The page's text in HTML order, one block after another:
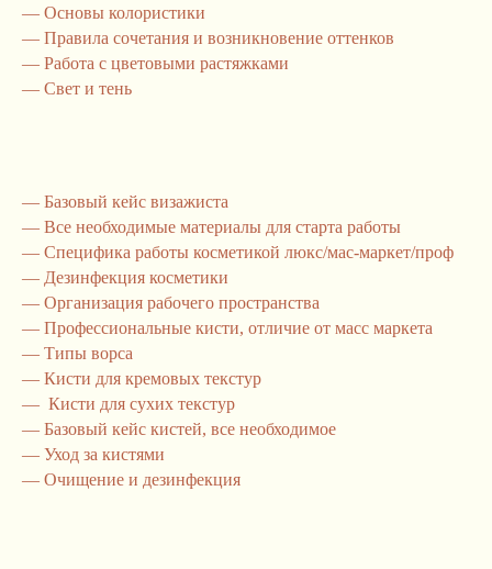
— Основы колористики
— Правила сочетания и возникновение оттенков
— Работа с цветовыми растяжками
— Свет и тень
— Базовый кейс визажиста
— Все необходимые материалы для старта работы
— Специфика работы косметикой люкс/мас-маркет/проф
— Дезинфекция косметики
— Организация рабочего пространства
— Профессиональные кисти, отличие от масс маркета
— Типы ворса
— Кисти для кремовых текстур
— Кисти для сухих текстур
— Базовый кейс кистей, все необходимое
— Уход за кистями
— Очищение и дезинфекция